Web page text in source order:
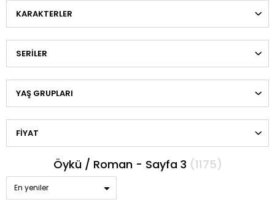
KARAKTERLER
SERILER
YAŞ GRUPLARI
FIYAT
Öykü / Roman - Sayfa 3 (1175)
En yeniler